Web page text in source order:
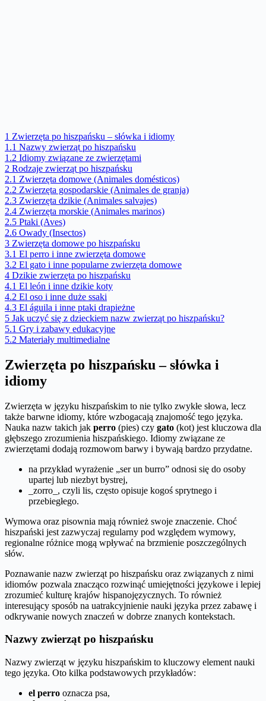
1 Zwierzęta po hiszpańsku – słówka i idiomy
1.1 Nazwy zwierząt po hiszpańsku
1.2 Idiomy związane ze zwierzętami
2 Rodzaje zwierząt po hiszpańsku
2.1 Zwierzęta domowe (Animales domésticos)
2.2 Zwierzęta gospodarskie (Animales de granja)
2.3 Zwierzęta dzikie (Animales salvajes)
2.4 Zwierzęta morskie (Animales marinos)
2.5 Ptaki (Aves)
2.6 Owady (Insectos)
3 Zwierzęta domowe po hiszpańsku
3.1 El perro i inne zwierzęta domowe
3.2 El gato i inne popularne zwierzęta domowe
4 Dzikie zwierzęta po hiszpańsku
4.1 El león i inne dzikie koty
4.2 El oso i inne duże ssaki
4.3 El águila i inne ptaki drapieżne
5 Jak uczyć się z dzieckiem nazw zwierząt po hiszpańsku?
5.1 Gry i zabawy edukacyjne
5.2 Materiały multimedialne
Zwierzęta po hiszpańsku – słówka i
idiomy
Zwierzęta w języku hiszpańskim to nie tylko zwykłe słowa, lecz
także barwne idiomy, które wzbogacają znajomość tego języka.
Nauka nazw takich jak perro (pies) czy gato (kot) jest kluczowa dla
głębszego zrozumienia hiszpańskiego. Idiomy związane ze
zwierzętami dodają rozmowom barwy i bywają bardzo przydatne.
na przykład wyrażenie „ser un burro” odnosi się do osoby
upartej lub niezbyt bystrej,
_zorro_, czyli lis, często opisuje kogoś sprytnego i
przebiegłego.
Wymowa oraz pisownia mają również swoje znaczenie. Choć
hiszpański jest zazwyczaj regularny pod względem wymowy,
regionalne różnice mogą wpływać na brzmienie poszczególnych
słów.
Poznawanie nazw zwierząt po hiszpańsku oraz związanych z nimi
idiomów pozwala znacząco rozwinąć umiejętności językowe i lepiej
zrozumieć kulturę krajów hispanojęzycznych. To również
interesujący sposób na uatrakcyjnienie nauki języka przez zabawę i
odkrywanie nowych znaczeń w dobrze znanych kontekstach.
Nazwy zwierząt po hiszpańsku
Nazwy zwierząt w języku hiszpańskim to kluczowy element nauki
tego języka. Oto kilka podstawowych przykładów:
el perro oznacza psa,